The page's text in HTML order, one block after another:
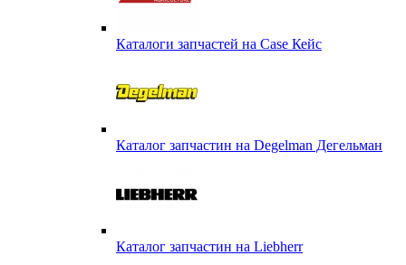
Каталоги запчастей на Case Кейс
Каталог запчастин на Degelman Дегельман
Каталог запчастин на Liebherr